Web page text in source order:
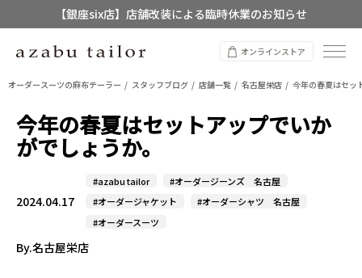
【銀座six店】店舗改装による臨時休業のお知らせ
【店舗限定】レディースオーダースーツ
オンラインストア
オーダースーツの麻布テーラー スタッフブログ 店舗一覧 名古屋栄店 今年の春夏はセッ
今年の春夏はセットアップでいか
がでしょうか。
2024.04.17
#azabu tailor
#オーダージーンズ 名古屋
#オーダージャケット
#オーダーシャツ 名古屋
#オーダースーツ
By.名古屋栄店